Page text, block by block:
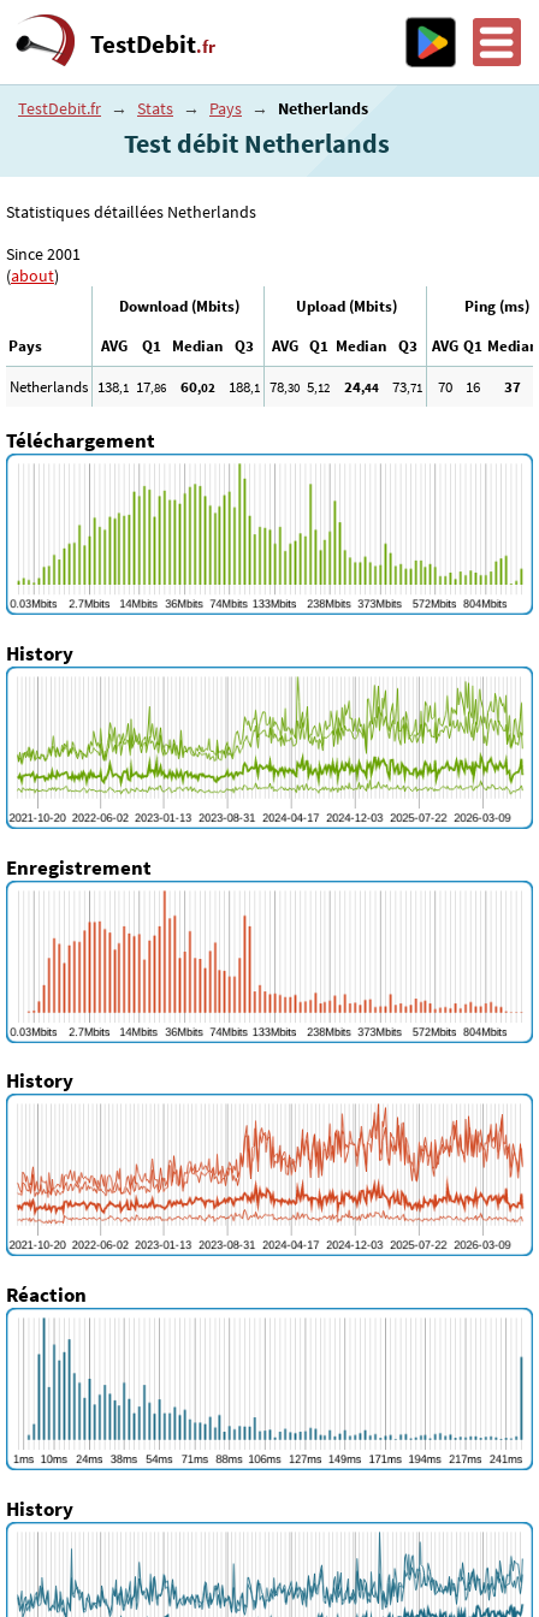
TestDebit.fr
TestDebit.fr → Stats → Pays → Netherlands
Test débit Netherlands
Statistiques détaillées Netherlands
Since 2001
(about)
Download (Mbits) Upload (Mbits)
Ping (ms)
Pays
AVG Q1 Median Q3 AVG Q1 Median Q3 AVG Q1 Median
Netherlands 138,1 17,86 60,02 188,1 78,30 5,12 24,44 73,71 70 16 37
Téléchargement
History
Enregistrement
History
Réaction
History